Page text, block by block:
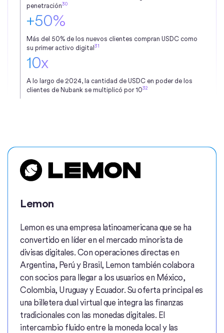
penetración30
+50%
Más del 50% de los nuevos clientes compran USDC como
su primer activo digital 31
10x
A lo largo de 2024, la cantidad de USDC en poder de los
clientes de Nubank se multiplicó por 1032
Lemon
Lemon es una empresa latinoamericana que se ha
convertido en líder en el mercado minorista de
divisas digitales. Con operaciones directas en
Argentina, Perú y Brasil, Lemon también colabora
con socios para llegar a los usuarios en México,
Colombia, Uruguay y Ecuador. Su oferta principal es
una billetera dual virtual que integra las finanzas
tradicionales con las monedas digitales. El
intercambio fluido entre la moneda local y las